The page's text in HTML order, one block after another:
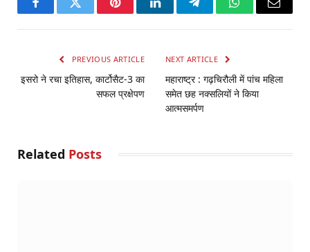
FacebookTwitter PinterestLinkedInTelegramWhatsApp
Email
PREVIOUS ARTICLE
इसरो ने रचा इतिहास, कार्टोसैट-3 का
सफल प्रक्षेपण
NEXT ARTICLE
महाराष्ट्र : गढ़चिरौली में पांच महिला
समेत छह नक्सलियों ने किया
आत्मसमर्पण
Related Posts